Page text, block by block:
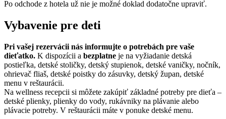
Po odchode z hotela už nie je možné doklad dodatočne upraviť.
Vybavenie pre deti
Pri vašej rezervácii nás informujte o potrebách pre vaše
dieťatko. K dispozícii a bezplatne je na vyžiadanie detská
postieľka, detské stoličky, detský stupienok, detské vaničky, nočník,
ohrievač fliaš, detské poistky do zásuvky, detský župan, detské
menu v reštaurácii.
Na wellness recepcii si môžete zakúpiť základné potreby pre dieťa –
detské plienky, plienky do vody, rukávniky na plávanie alebo
plávacie potreby. V reštaurácii máte v ponuke detské menu.